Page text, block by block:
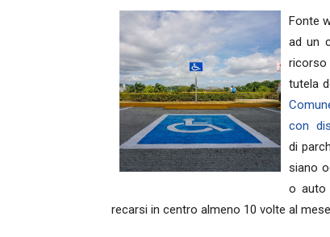
Fonte
ad un
ricorso
tutela
con
di
siano
o auto
recarsi in centro almeno 10 volte al